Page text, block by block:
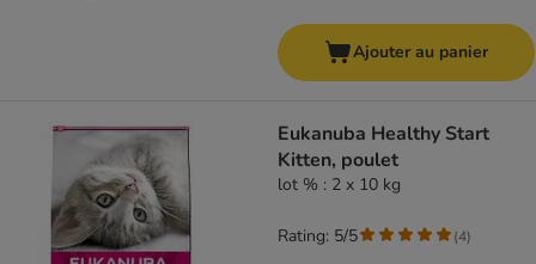
Ajouter au panier
Eukanuba Healthy Start
Kitten, poulet
lot % : 2 x 10 kg
Rating: 5/5 (4)